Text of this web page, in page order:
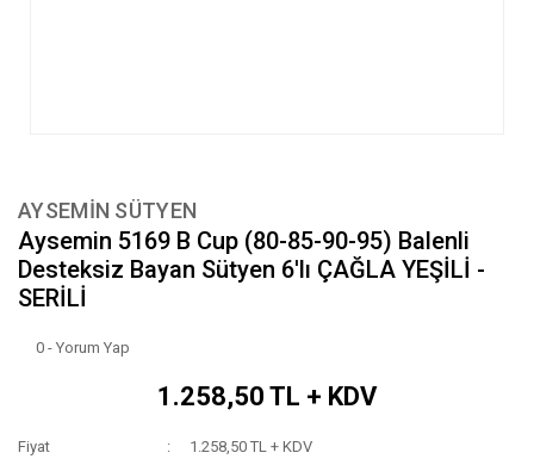
AYSEMİN SÜTYEN
Aysemin 5169 B Cup (80-85-90-95) Balenli
Desteksiz Bayan Sütyen 6'lı ÇAĞLA YEŞİLİ -
SERİLİ
0 - Yorum Yap
1.258,50 TL + KDV
Fiyat
1.258,50 TL + KDV